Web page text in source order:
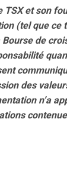
TSX et son
(tel que ce
de
des
n’a